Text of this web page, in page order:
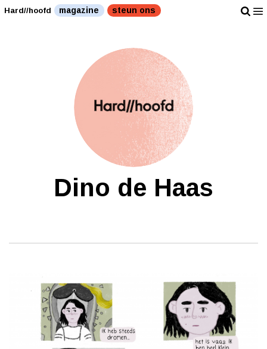
Hard//hoofd magazine steun ons
Dino de Haas